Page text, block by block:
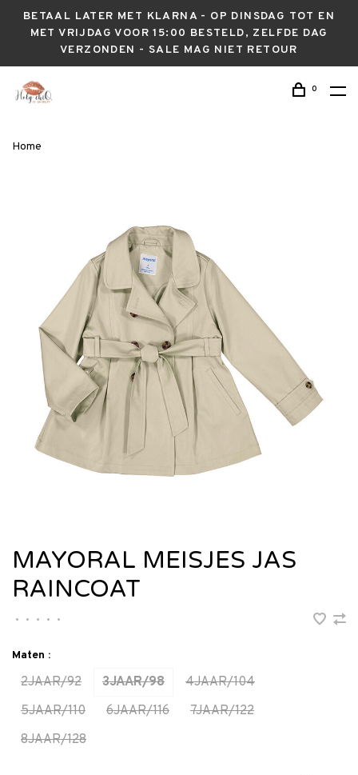
BETAAL LATER MET KLARNA - OP DINSDAG TOT EN
MET VRIJDAG VOOR 15:00 BESTELD, ZELFDE DAG
VERZONDEN - SALE MAG NIET RETOUR
0
Home
MAYORAL MEISJES JAS
RAINCOAT
• • • • •
Maten :
2JAAR/92 3JAAR/98
4JAAR/104
5JAAR/110
6JAAR/116
7JAAR/122
8JAAR/128